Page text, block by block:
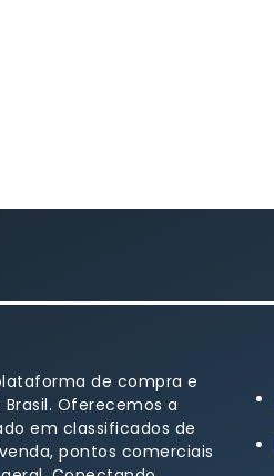
de compra e
Oferecemos a
em classificados de
pontos comerciais